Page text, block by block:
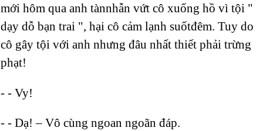
mới hôm qua anh tànnhẫn vứt cô xuống hồ vì tội "
dạy dỗ bạn trai ", hại cô cảm lạnh suốtđêm. Tuy do
cô gây tội với anh nhưng đâu nhất thiết phải trừng
phạt!
- - Vy!
- - Dạ! – Vô cùng ngoan ngoãn đáp.